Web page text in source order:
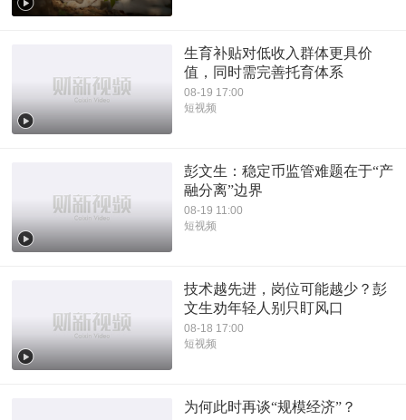
生育补贴对低收入群体更具价
值，同时需完善托育体系
08-19 17:00
短视频
彭文生：稳定币监管难题在于“产
融分离”边界
08-19 11:00
短视频
技术越先进，岗位可能越少？彭
文生劝年轻人别只盯风口
08-18 17:00
短视频
为何此时再谈“规模经济”？